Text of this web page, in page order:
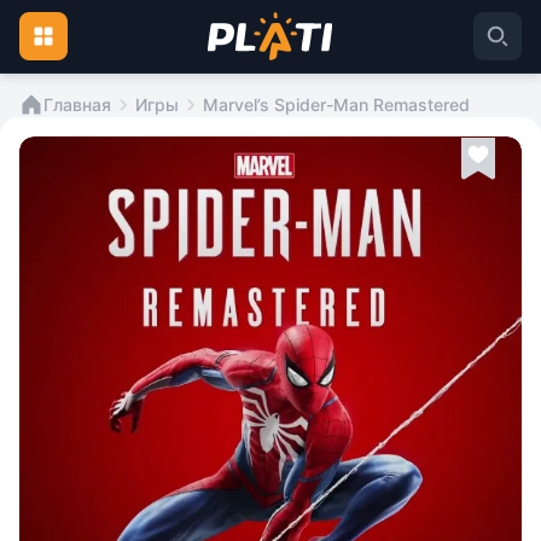
Главная Игры Marvel’s Spider-Man Remastered